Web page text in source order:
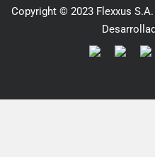
Copyright © 2023 Flexxus